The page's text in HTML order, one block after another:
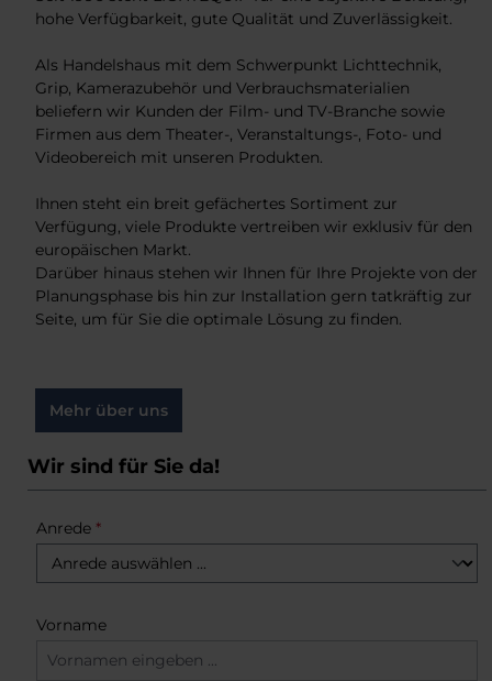
hohe Verfügbarkeit, gute Qualität und Zuverlässigkeit.
Als Handelshaus mit dem Schwerpunkt Lichttechnik,
Grip, Kamerazubehör und Verbrauchsmaterialien
beliefern wir Kunden der Film- und TV-Branche sowie
Firmen aus dem Theater-, Veranstaltungs-, Foto- und
Videobereich mit unseren Produkten.
Ihnen steht ein breit gefächertes Sortiment zur
Verfügung, viele Produkte vertreiben wir exklusiv für den
europäischen Markt.
Darüber hinaus stehen wir Ihnen für Ihre Projekte von der
Planungsphase bis hin zur Installation gern tatkräftig zur
Seite, um für Sie die optimale Lösung zu finden.
Mehr über uns
Wir sind für Sie da!
Anrede *
Vorname